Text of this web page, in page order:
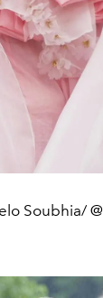
Soubhia/